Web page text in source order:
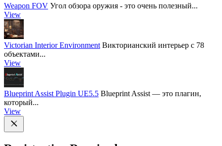
Weapon FOV Угол обзора оружия - это очень полезный...
View
Victorian Interior Environment Викторианский интерьер с 78
объектами...
View
Blueprint Assist Plugin UE5.5 Blueprint Assist — это плагин,
который...
View